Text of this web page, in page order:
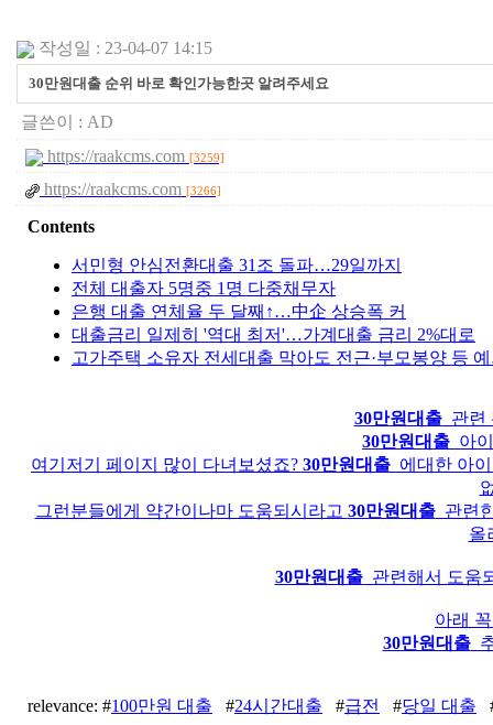
작성일 : 23-04-07 14:15
30만원대출 순위 바로 확인가능한곳 알려주세요
글쓴이 : AD
https://raakcms.com [3259]
https://raakcms.com [3266]
Contents
서민형 안심전환대출 31조 돌파…29일까지
전체 대출자 5명중 1명 다중채무자
은행 대출 연체율 두 달째↑…中企 상승폭 커
대출금리 일제히 '역대 최저'…가계대출 금리 2%대로
고가주택 소유자 전세대출 막아도 전근·부모봉양 등
30만원대출관련
30만원대출 아
여기저기 페이지 많이 다녀보셨죠? 30만원대출 에대한 아
그런분들에게 약간이나마 도움되시라고 30만원대출관련한
올
30만원대출관련해서 도움
아래
30만원대출추
relevance: #100만원 대출 #24시간대출 #급전 #당일 대출